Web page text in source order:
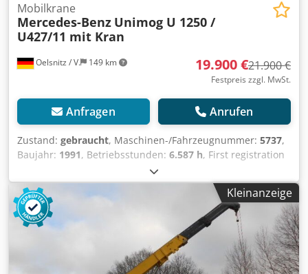
Oelsnitz / V. 149 km
Mobilkrane
Mercedes-Benz Unimog U 1250 /
U427/11 mit Kran
19.900 €21.900 €
Festpreis zzgl. MwSt.
Anfragen Anrufen
Zustand: gebraucht, Maschinen-/Fahrzeugnummer: 5737,
Baujahr: 1991, Betriebsstunden: 6.587 h, First registration
Gross vehicle weight: 7,490 kg Drive: Diesel 4x4 Powered by
a 6-cylinder Mercedes diesel engine with 92 kW / 125 hp,
displacement 5,957 cm³ 16-speed manual transmission
Driver's cab with 3 seats Chsdszru Ecspfx Amzsa Tyre size
365/80 R 20, tread depth 14-16 mm, wheelbase 3,300 mm
Overall dimensions (L x W x H): 5,500 x 2,265 x 3,400 mm
Unladen weight: 6,960 kg Axle load front: 4,400 kg, Axle
load rear: 4,400 kg ABS, radio, differential lock, power
Kleinanzeige